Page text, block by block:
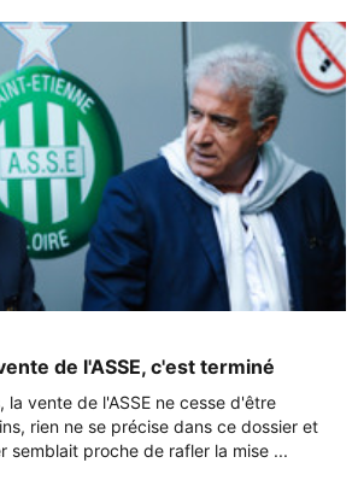
de l'ASSE, c'est terminé
la vente de l'ASSE ne cesse d'être
rien ne se précise dans ce dossier et
semblait proche de rafler la mise ...